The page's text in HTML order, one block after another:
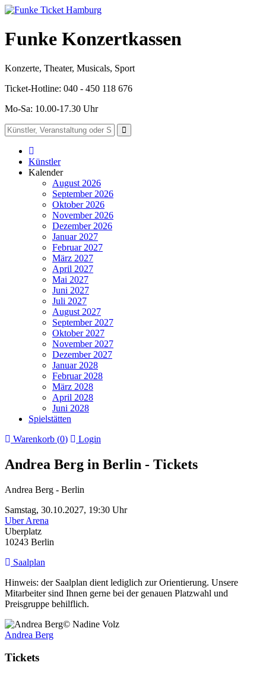
Funke Konzertkassen
Konzerte, Theater, Musicals, Sport
Ticket-Hotline: 040 - 450 118 676
Mo-Sa: 10.00-17.30 Uhr
Künstler
Kalender
August 2026
September 2026
Oktober 2026
November 2026
Dezember 2026
Januar 2027
Februar 2027
März 2027
April 2027
Mai 2027
Juni 2027
Juli 2027
August 2027
September 2027
Oktober 2027
November 2027
Dezember 2027
Januar 2028
Februar 2028
März 2028
April 2028
Juni 2028
Spielstätten
Warenkorb (0) Login
Andrea Berg in Berlin - Tickets
Andrea Berg - Berlin
Samstag, 30.10.2027, 19:30 Uhr
Uber Arena
Uberplatz
10243 Berlin
Saalplan
Hinweis: der Saalplan dient lediglich zur Orientierung. Unsere
Mitarbeiter sind Ihnen gerne bei der genauen Platzwahl und
Preisgruppe behilflich.
© Nadine Volz
Andrea Berg
Tickets